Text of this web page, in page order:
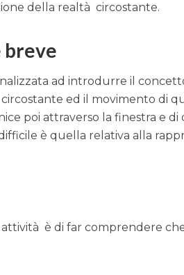
della realtà circostante.
breve
ad introdurre il
ed il movimento di
poi attraverso la finestra e di
è quella relativa alla
è di far comprendere